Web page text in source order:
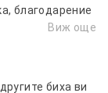
благодарение
Виж още
биха ви